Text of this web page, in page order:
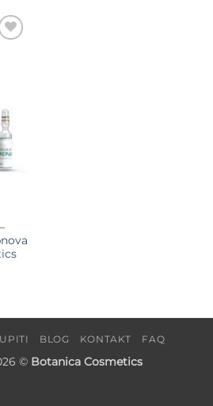
BLOG KONTAKT FAQ
© Botanica Cosmetics